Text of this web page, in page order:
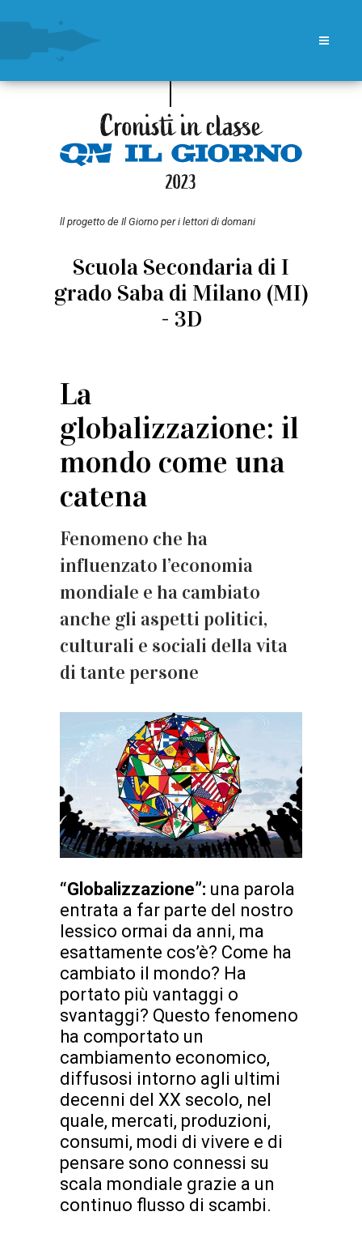
ll progetto de Il Giorno per i lettori di domani
Scuola Secondaria di I
grado Saba di Milano (MI)
- 3D
La
globalizzazione: il
mondo come una
catena
Fenomeno che ha
influenzato l’economia
mondiale e ha cambiato
anche gli aspetti politici,
culturali e sociali della vita
di tante persone
“Globalizzazione”: una parola
entrata a far parte del nostro
lessico ormai da anni, ma
esattamente cos’è? Come ha
cambiato il mondo? Ha
portato più vantaggi o
svantaggi? Questo fenomeno
ha comportato un
cambiamento economico,
diffusosi intorno agli ultimi
decenni del XX secolo, nel
quale, mercati, produzioni,
consumi, modi di vivere e di
pensare sono connessi su
scala mondiale grazie a un
continuo flusso di scambi.